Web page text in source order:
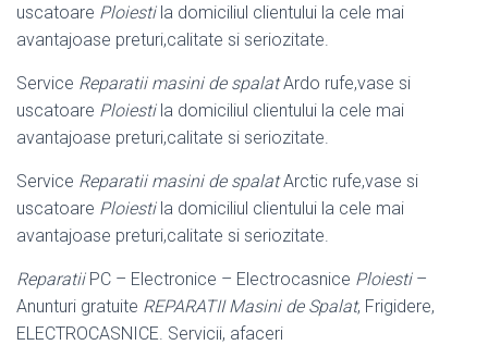
uscatoare Ploiestila domiciliul clientului la cele mai
avantajoase preturi,calitate si seriozitate.
Service Reparatii masini de spalatArdo rufe,vase si
uscatoare Ploiestila domiciliul clientului la cele mai
avantajoase preturi,calitate si seriozitate.
Service Reparatii masini de spalatArctic rufe,vase si
uscatoare Ploiestila domiciliul clientului la cele mai
avantajoase preturi,calitate si seriozitate.
ReparatiiPC – Electronice – Electrocasnice Ploiesti–
Anunturi gratuite REPARATII Masini de Spalat, Frigidere,
ELECTROCASNICE. Servicii, afaceri